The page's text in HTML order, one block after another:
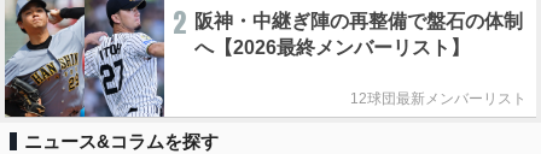
2 阪神・中継ぎ陣の再整備で盤石の体制
へ【2026最終メンバーリスト】
12球団最新メンバーリスト
ニュース&コラムを探す